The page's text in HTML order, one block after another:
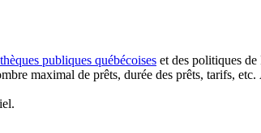
publiques québécoises et des politiques
maximal de prêts, durée des prêts, tarifs,